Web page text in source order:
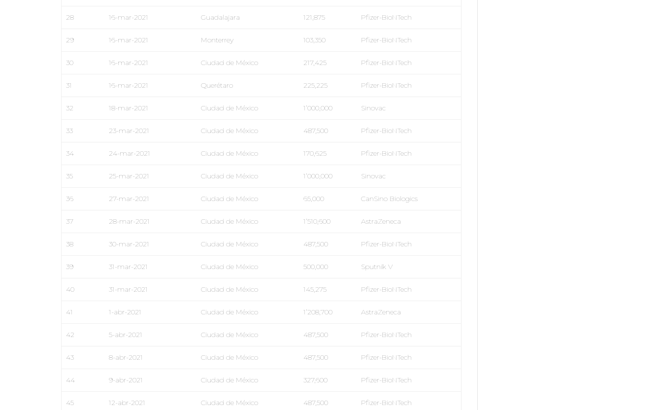
28 16-mar-2021 Guadalajara 121,875 Pfizer-BioNTech
29 16-mar-2021 Monterrey 103,350 Pfizer-BioNTech
30 16-mar-2021 Ciudad de México 217,425 Pfizer-BioNTech
31 16-mar-2021 Querétaro 225,225 Pfizer-BioNTech
32 18-mar-2021 Ciudad de México 1’000,000 Sinovac
33 23-mar-2021 Ciudad de México 487,500 Pfizer-BioNTech
34 24-mar-2021 Ciudad de México 170,625 Pfizer-BioNTech
35 25-mar-2021 Ciudad de México 1’000,000 Sinovac
36 27-mar-2021 Ciudad de México 65,000 CanSino Biologics
37 28-mar-2021 Ciudad de México 1’510,600 AstraZeneca
38 30-mar-2021 Ciudad de México 487,500 Pfizer-BioNTech
39 31-mar-2021 Ciudad de México 500,000 Sputnik V
40 31-mar-2021 Ciudad de México 145,275 Pfizer-BioNTech
41 1-abr-2021 Ciudad de México 1’208,700 AstraZeneca
42 5-abr-2021 Ciudad de México 487,500 Pfizer-BioNTech
43 8-abr-2021 Ciudad de México 487,500 Pfizer-BioNTech
44 9-abr-2021 Ciudad de México 327,600 Pfizer-BioNTech
45 12-abr-2021 Ciudad de México 487,500 Pfizer-BioNTech